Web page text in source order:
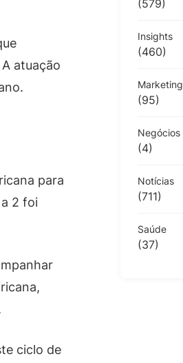
atuação
para
2 foi
ciclo de
(579)
Insights
(460)
Marketing
(95)
Negócios
(4)
Notícias
(711)
Saúde
(37)